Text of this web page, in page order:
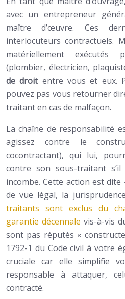
avec un entrepreneur
maître d’œuvre. Ces
interlocuteurs contractuels.
matériellement exécutés
(plombier, électricien,
de droitentre vous et eux.
pouvez pas vous retourner
traitant en cas de malfaçon.
La chaîne de responsabilité
agissez contre le
cocontractant), qui lui,
contre son sous-traitant
incombe. Cette action est dite
de vue légal, la
traitants sont exclus du
garantie décennale vis-à-vis
sont pas réputés «
1792-1 du Code civil à votre
cruciale car elle simplifie
responsable à attaquer,
contracté.